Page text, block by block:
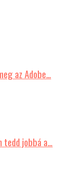
az Adobe…
tedd jobbá a…